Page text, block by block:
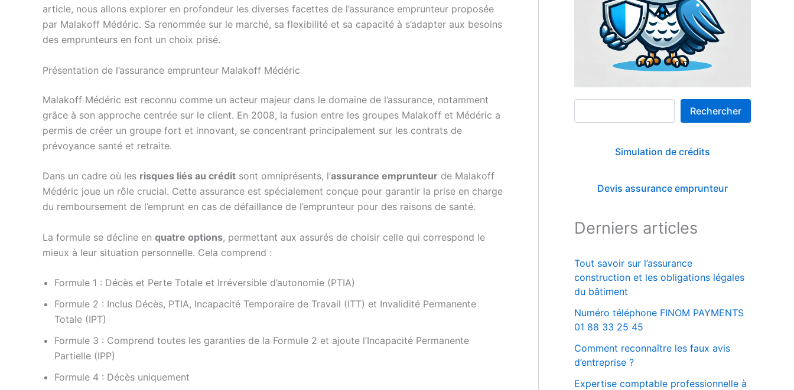
article, nous allons explorer en profondeur les diverses facettes de l’assurance emprunteur proposée
par Malakoff Médéric. Sa renommée sur le marché, sa flexibilité et sa capacité à s’adapter aux besoins
des emprunteurs en font un choix prisé.
Présentation de l’assurance emprunteur Malakoff Médéric
Malakoff Médéric est reconnu comme un acteur majeur dans le domaine de l’assurance, notamment
grâce à son approche centrée sur le client. En 2008, la fusion entre les groupes Malakoff et Médéric a
permis de créer un groupe fort et innovant, se concentrant principalement sur les contrats de
prévoyance santé et retraite.
Dans un cadre où les risques liés au crédit sont omniprésents, l’assurance emprunteur de Malakoff
Médéric joue un rôle crucial. Cette assurance est spécialement conçue pour garantir la prise en charge
du remboursement de l’emprunt en cas de défaillance de l’emprunteur pour des raisons de santé.
La formule se décline en quatre options, permettant aux assurés de choisir celle qui correspond le
mieux à leur situation personnelle. Cela comprend :
Formule 1 : Décès et Perte Totale et Irréversible d’autonomie (PTIA)
Formule 2 : Inclus Décès, PTIA, Incapacité Temporaire de Travail (ITT) et Invalidité Permanente
Totale (IPT)
Formule 3 : Comprend toutes les garanties de la Formule 2 et ajoute l’Incapacité Permanente
Partielle (IPP)
Formule 4 : Décès uniquement
Rechercher
Rechercher
Simulation de crédits
Devis assurance emprunteur
Derniers articles
Tout savoir sur l’assurance
construction et les obligations légales
du bâtiment
Numéro téléphone FINOM PAYMENTS
01 88 33 25 45
Comment reconnaître les faux avis
d’entreprise ?
Expertise comptable professionnelle à